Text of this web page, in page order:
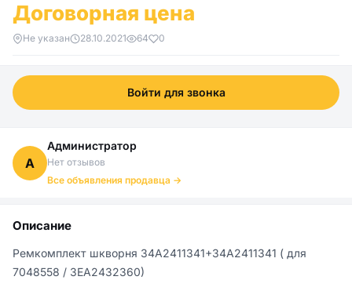
Договорная цена
Не указан 28.10.2021 64 0
Войти для звонка
А
Администратор
Нет отзывов
Все объявления продавца →
Описание
Ремкомплект шкворня 34A2411341+34A2411341 ( для
7048558 / 3EA2432360)